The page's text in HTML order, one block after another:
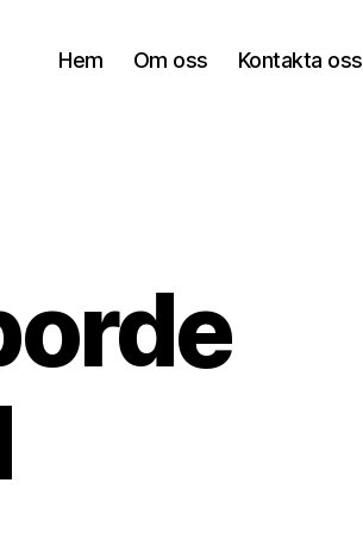
Hem Om oss Kontakta oss